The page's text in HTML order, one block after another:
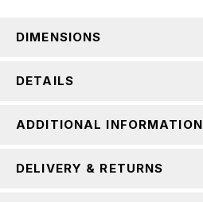
DIMENSIONS
DETAILS
ADDITIONAL INFORMATION
DELIVERY & RETURNS